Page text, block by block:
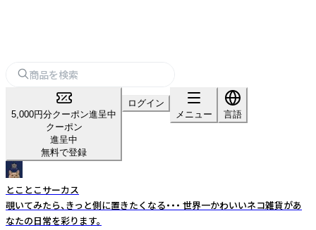
5,000円分クーポン進呈中
クーポン
進呈中
無料で登録
ログイン
メニュー
言語
とことこサーカス
覗いてみたら、きっと側に置きたくなる・・・ 世界一かわいいネコ雑貨があ
なたの日常を彩ります。